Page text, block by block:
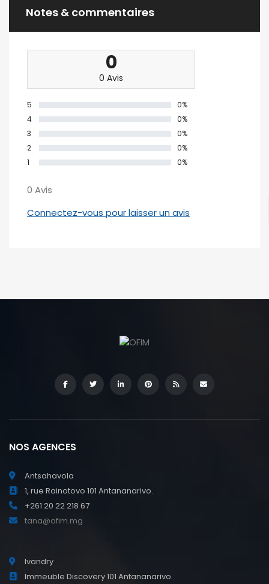
Notes & commentaires
0
0 Avis
5
0%
4
0%
3
0%
2
0%
1
0%
0 Avis
Connectez-vous pour laisser un avis
NOS AGENCES
Antsahavola
1, rue Rainotovo 101 Antananarivo.
+261 20 22 218 67
tana@ofim.mg
Ivandry
Immeuble Discovery 101 Antananarivo.